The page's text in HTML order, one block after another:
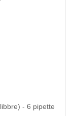
- 6 pipette